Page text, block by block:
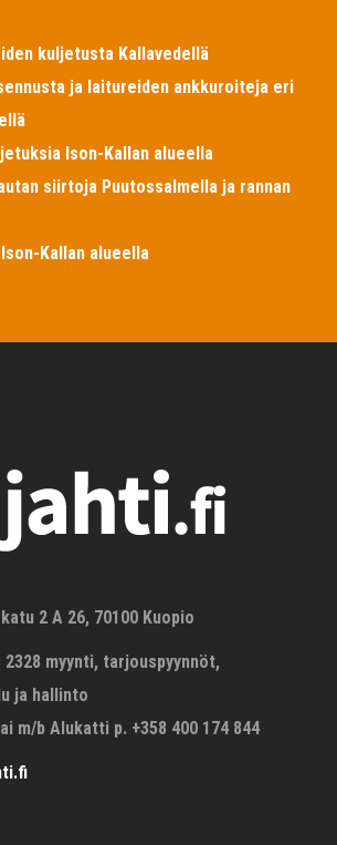
kuljetusta Kallavedellä
ja laitureiden ankkuroiteja eri
Ison-Kallan alueella
siirtoja Puutossalmella ja rannan
Kallan alueella
2 A 26, 70100 Kuopio
2328 myynti, tarjouspyynnöt,
ja hallinto
m/b Alukatti p. +358 400 174 844